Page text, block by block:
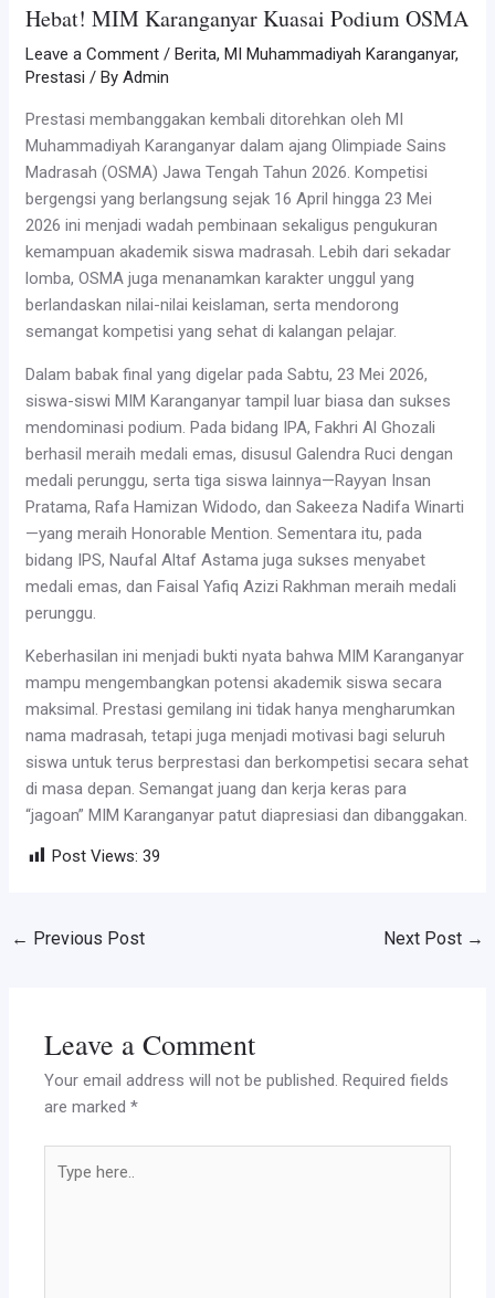
Hebat! MIM Karanganyar Kuasai Podium OSMA
Leave a Comment /Berita,MI Muhammadiyah Karanganyar,
Prestasi / ByAdmin
Prestasi membanggakan kembali ditorehkan oleh MI
Muhammadiyah Karanganyar dalam ajang Olimpiade Sains
Madrasah (OSMA) Jawa Tengah Tahun 2026. Kompetisi
bergengsi yang berlangsung sejak 16 April hingga 23 Mei
2026 ini menjadi wadah pembinaan sekaligus pengukuran
kemampuan akademik siswa madrasah. Lebih dari sekadar
lomba, OSMA juga menanamkan karakter unggul yang
berlandaskan nilai-nilai keislaman, serta mendorong
semangat kompetisi yang sehat di kalangan pelajar.
Dalam babak final yang digelar pada Sabtu, 23 Mei 2026,
siswa-siswi MIM Karanganyar tampil luar biasa dan sukses
mendominasi podium. Pada bidang IPA, Fakhri Al Ghozali
berhasil meraih medali emas, disusul Galendra Ruci dengan
medali perunggu, serta tiga siswa lainnya—Rayyan Insan
Pratama, Rafa Hamizan Widodo, dan Sakeeza Nadifa Winarti
—yang meraih Honorable Mention. Sementara itu, pada
bidang IPS, Naufal Altaf Astama juga sukses menyabet
medali emas, dan Faisal Yafiq Azizi Rakhman meraih medali
perunggu.
Keberhasilan ini menjadi bukti nyata bahwa MIM Karanganyar
mampu mengembangkan potensi akademik siswa secara
maksimal. Prestasi gemilang ini tidak hanya mengharumkan
nama madrasah, tetapi juga menjadi motivasi bagi seluruh
siswa untuk terus berprestasi dan berkompetisi secara sehat
di masa depan. Semangat juang dan kerja keras para
“jagoan” MIM Karanganyar patut diapresiasi dan dibanggakan.
Post Views: 39
← Previous Post Next Post →
Leave a Comment
Your email address will not be published. Required fields
are marked*
here..